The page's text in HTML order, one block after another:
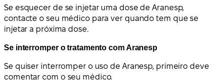
Se esquecer de se injetar uma dose de Aranesp,
contacte o seu médico para ver quando tem que se
injetar a próxima dose.
Se interromper o tratamento com Aranesp
Se quiser interromper o uso de Aranesp, primeiro deve
comentar com o seu médico.